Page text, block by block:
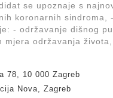
se upoznaje s
koronarnih
- održavanje dišnog
mjera održavanja
78, 10 000 Zagreb
Nova, Zagreb